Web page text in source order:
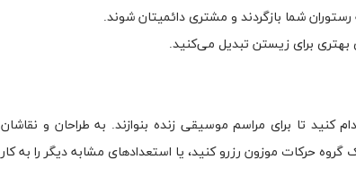
شما بازگردند و مشتری دائمیتان شوند.
بهتری برای زیستن تبدیل می‌کنید.
تا برای مراسم موسیقی زنده بنوازند. به طراحان و نقاشان
حرکات موزون رزرو کنید، یا استعدادهای مشابه دیگر را به کار